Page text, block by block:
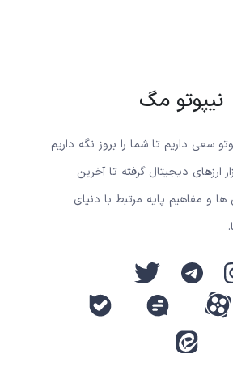
نیپوتو مگ
سعی داریم تا شما را بروز نگه داریم
ارزهای دیجیتال گرفته تا آخرین
و مفاهیم پایه مرتبط با دنیای